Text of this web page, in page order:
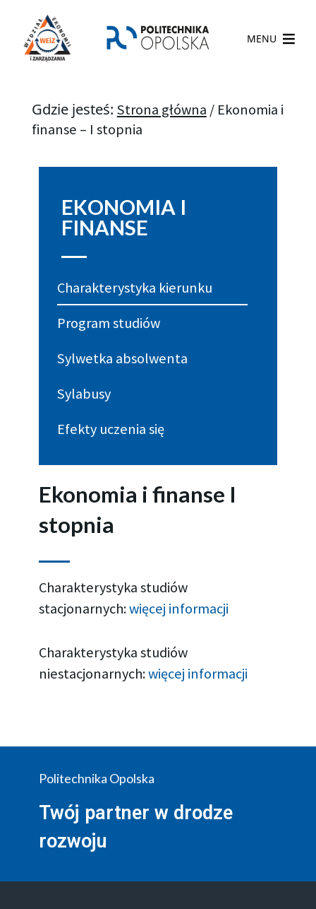
MENU
Gdzie jesteś: Strona główna / Ekonomia i
finanse – I stopnia
EKONOMIA I
FINANSE
Charakterystyka kierunku
Program studiów
Sylwetka absolwenta​
Sylabusy
Efekty uczenia się
Ekonomia i finanse I
stopnia
Charakterystyka studiów
stacjonarnych:więcej informacji
Charakterystyka studiów
niestacjonarnych:więcej informacji
Politechnika Opolska
Twój partner w drodze
rozwoju